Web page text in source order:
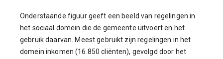
Onderstaande figuur geeft een beeld van regelingen in
het sociaal domein die de gemeente uitvoert en het
gebruik daarvan. Meest gebruikt zijn regelingen in het
domein inkomen (16.850 cliënten), gevolgd door het